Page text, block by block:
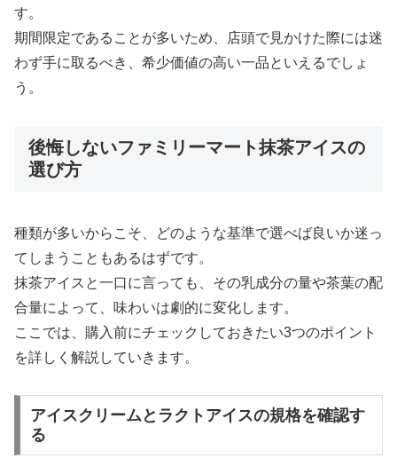
す。
期間限定であることが多いため、店頭で見かけた際には迷
わず手に取るべき、希少価値の高い一品といえるでしょ
う。
後悔しないファミリーマート抹茶アイスの
選び方
種類が多いからこそ、どのような基準で選べば良いか迷っ
てしまうこともあるはずです。
抹茶アイスと一口に言っても、その乳成分の量や茶葉の配
合量によって、味わいは劇的に変化します。
ここでは、購入前にチェックしておきたい3つのポイント
を詳しく解説していきます。
アイスクリームとラクトアイスの規格を確認す
る